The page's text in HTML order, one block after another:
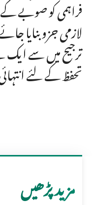
فراہمی کو صوبے
لازمی جزو بنایا
ترجیح میں سے
تحفظ کے لئے
مزید پڑھیں